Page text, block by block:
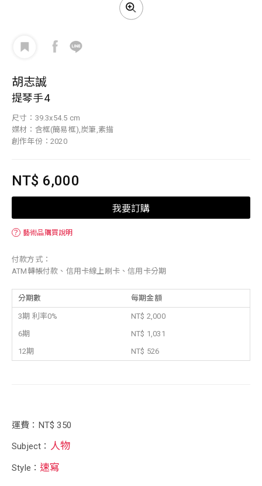
胡志誠
提琴手4
尺寸：39.3x54.5 cm
媒材：含框(簡易框),炭筆,素描
創作年份：2020
NT$ 6,000
我要訂購
？ 藝術品購買說明
付款方式：
ATM轉帳付款、信用卡線上刷卡、信用卡分期
分期數 每期金額
3期 利率0%
NT$ 2,000
6期
NT$ 1,031
12期
NT$ 526
運費：NT$ 350
Subject： 人物
Style： 速寫